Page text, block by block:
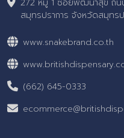
272 หมู่ 1 ซอยพัฒนาสุข ถน
สมุทรปราการ จังหวัดสมุทร
www.snakebrand.co.th
(662) 645-0333